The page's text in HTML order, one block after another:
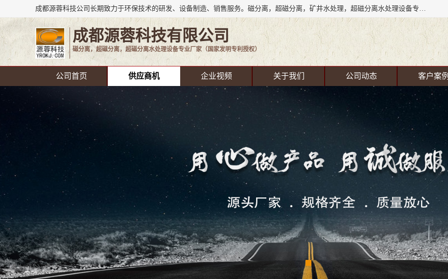
成都源蓉科技公司长期致力于环保技术的研发、设备制造、销售服务。磁分离，超磁分离，矿井水处理，超磁分离水处理设备专业厂家（国家发明专利授权）在水处理领域，公司拥有自己的技术，包括磁分离净化、磁力脱水、精密过滤等，且已获得多项国家发明专利磁分离设备，一级强化设备，磁分离机，磁分离水处理技术服务，超磁分离水处理技术服务。
成都源蓉科技有限公司
磁分离，超磁分离，超磁分离水处理设备专业厂家（国家发明专利授权）
公司首页 供应商机 企业视频 关于我们 公司动态 客户案例